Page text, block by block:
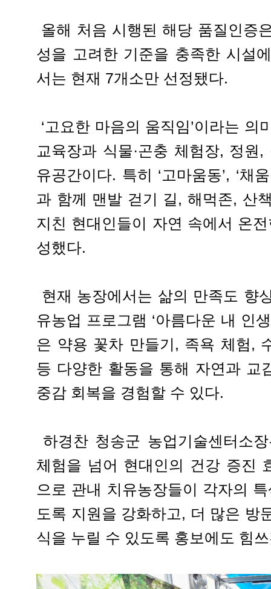
올해 처음 시행된 해당 품질인증
성을 고려한 기준을 충족한 시설
서는 현재 7개소만 선정됐다.
‘고요한 마음의 움직임’이라는
교육장과 식물·곤충 체험장, 정
유공간이다. 특히 ‘고마움동’, ‘채
과 함께 맨발 걷기 길, 해먹존, 산
지친 현대인들이 자연 속에서 온
성했다.
현재 농장에서는 삶의 만족도 향
유농업 프로그램 ‘아름다운 내 인
은 약용 꽃차 만들기, 족욕 체험,
등 다양한 활동을 통해 자연과 교
중감 회복을 경험할 수 있다.
하경찬 청송군 농업기술센터소
체험을 넘어 현대인의 건강 증진
으로 관내 치유농장들이 각자의
도록 지원을 강화하고, 더 많은 방
식을 누릴 수 있도록 홍보에도 힘